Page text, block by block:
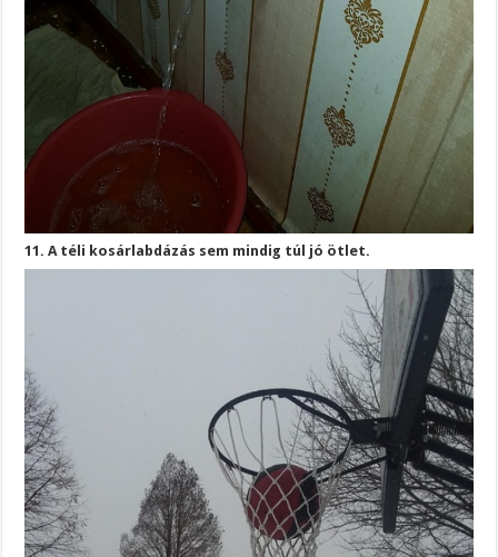
11. A téli kosárlabdázás sem mindig túl jó ötlet.